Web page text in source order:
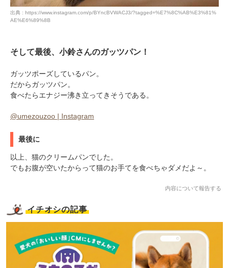
出典 : https://www.instagram.com/p/BYncBVWACJ3/?tagged=%E7%8C%AB%E3%81%
AE%E6%89%8B
そして最後、小鈴さんのガッツパン！
ガッツポーズしているパン。
だからガッツパン。
食べたらエナジー沸き立ってきそうである。
@umezouzoo | Instagram
最後に
以上、猫のクリームパンでした。
でもお腹が空いたからって猫のお手てを食べちゃダメだよ～。
内容について報告する
イチオシの記事